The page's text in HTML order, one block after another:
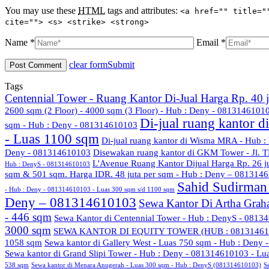
You may use these HTML tags and attributes: <a href=""
cite=""> <s> <strike> <strong>
Name * Email *
clear formSubmit
Tags
Centennial Tower - Ruang Kantor Di-Jual Harga Rp.
2600 sqm (2 Floor) - 4000 sqm (3 Floor) - Hub : Deny -
sqm - Hub : Deny - 081314610103 Di-jual ruang kantor
- Luas 1100 sqm Di-jual ruang kantor di Wisma MRA - Hub
Deny - 081314610103 Disewakan ruang kantor di GKM Tower - Jl.
Hub : DenyS - 081314610103 L'Avenue Ruang Kantor Dijual Harga Rp. 26
sqm & 501 sqm. Harga IDR. 48 juta per sqm - Hub : Deny –
- Hub : Deny - 081314610103 - Luas 300 sqm s/d 1100 sqm Sahid
Deny – 081314610103 Sewa Kantor Di Artha
- 446 sqm Sewa Kantor di Centennial Tower - Hub : DenyS -
3000 sqm SEWA KANTOR DI EQUITY TOWER (HUB :
1058 sqm Sewa kantor di Gallery West - Luas 750 sqm - Hub : Deny
Sewa kantor di Grand Slipi Tower - Hub : Deny - 081314610103 -
538 sqm Sewa kantor di Menara Anugerah - Luas 300 sqm - Hub : DenyS (081314610103)